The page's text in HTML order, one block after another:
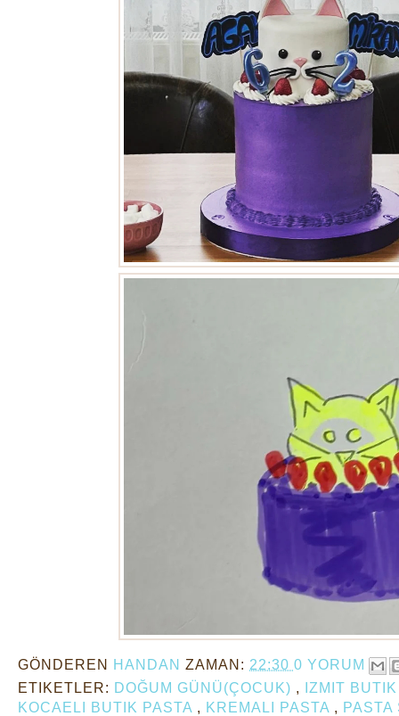
GÖNDEREN HANDAN ZAMAN: 22:30 0 YORUM
ETIKETLER: DOĞUM GÜNÜ(ÇOCUK) ,
IZMIT
KOCAELI BUTIK PASTA , KREMALI PASTA ,